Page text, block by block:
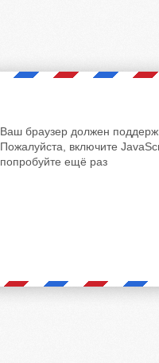
Ваш браузер должен
Пожалуйста, включите
попробуйте ещё раз